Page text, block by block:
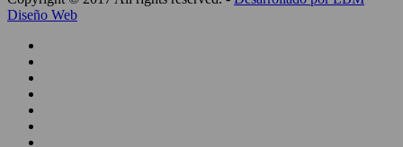
Diseño Web